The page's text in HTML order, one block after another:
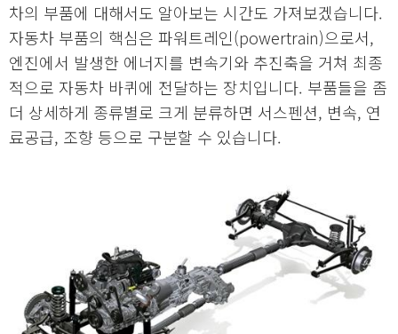
차의 부품에 대해서도 알아보는 시간도 가져보겠습니다.
자동차 부품의 핵심은 파워트레인(powertrain)으로서,
엔진에서 발생한 에너지를 변속기와 추진축을 거쳐 최종
적으로 자동차 바퀴에 전달하는 장치입니다. 부품들을 좀
더 상세하게 종류별로 크게 분류하면 서스펜션, 변속, 연
료공급, 조향 등으로 구분할 수 있습니다.